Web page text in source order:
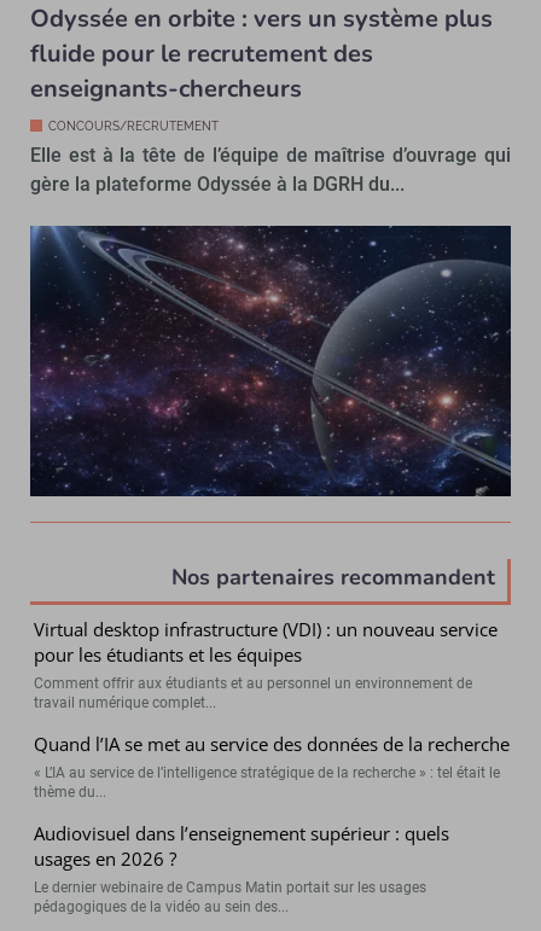
Odyssée en orbite : vers un système plus
fluide pour le recrutement des
enseignants-chercheurs
CONCOURS/RECRUTEMENT
Elle est à la tête de l’équipe de maîtrise d’ouvrage qui
gère la plateforme Odyssée à la DGRH du...
Nos partenaires recommandent
Virtual desktop infrastructure (VDI) : un nouveau service
pour les étudiants et les équipes
Comment offrir aux étudiants et au personnel un environnement de
travail numérique complet...
Quand l’IA se met au service des données de la recherche
« L’IA au service de l’intelligence stratégique de la recherche » : tel était le
thème du...
Audiovisuel dans l’enseignement supérieur : quels
usages en 2026 ?
Le dernier webinaire de Campus Matin portait sur les usages
pédagogiques de la vidéo au sein des...